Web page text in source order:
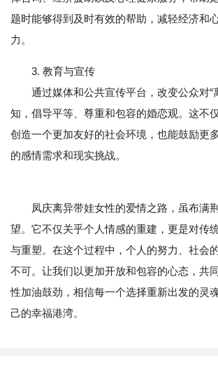
题时能够得到及时有效的帮助，减轻经济和
力。
3. 教育与宣传
通过媒体和公共宣传平台，改变公众对“
知，倡导平等、尊重和包容的婚恋观。这不
创造一个更加友好的社会环境，也能鼓励更
的感情需求和现实挑战。
凤庆离异带娃女性的爱情之路，虽布满
望。它不仅关乎个人情感的重建，更是对传
与重塑。在这个过程中，个人的努力、社会
不可。让我们以更加开放和包容的心态，共
性加油鼓劲，相信每一个选择重新出发的灵
己的幸福港湾。